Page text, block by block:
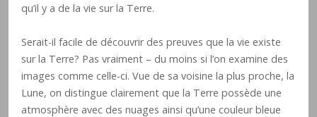
qu’il y a de la vie sur la Terre.
Serait-il facile de découvrir des preuves que la vie existe
sur la Terre? Pas vraiment – du moins si l’on examine des
images comme celle-ci. Vue de sa voisine la plus proche, la
Lune, on distingue clairement que la Terre possède une
atmosphère avec des nuages ainsi qu’une couleur bleue